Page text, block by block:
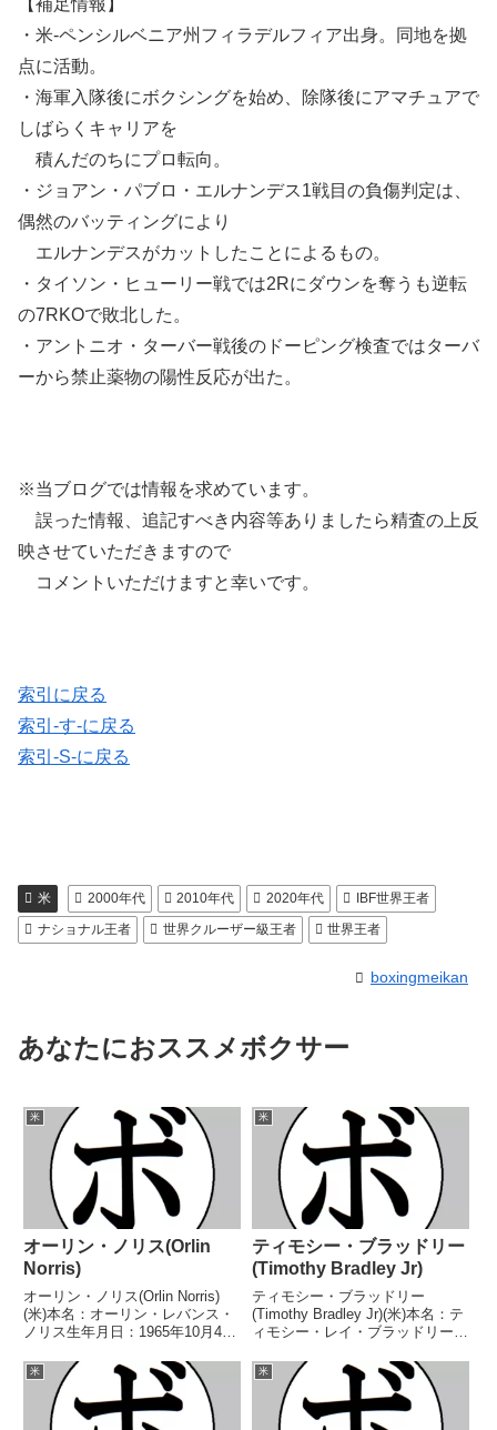
【補足情報】
・米-ペンシルベニア州フィラデルフィア出身。同地を拠
点に活動。
・海軍入隊後にボクシングを始め、除隊後にアマチュアで
しばらくキャリアを
積んだのちにプロ転向。
・ジョアン・パブロ・エルナンデス1戦目の負傷判定は、
偶然のバッティングにより
エルナンデスがカットしたことによるもの。
・タイソン・ヒューリー戦では2Rにダウンを奪うも逆転
の7RKOで敗北した。
・アントニオ・ターバー戦後のドーピング検査ではターバ
ーから禁止薬物の陽性反応が出た。
※当ブログでは情報を求めています。
誤った情報、追記すべき内容等ありましたら精査の上反
映させていただきますので
コメントいただけますと幸いです。
索引に戻る
索引-す-に戻る
索引-S-に戻る
米 2000年代 2010年代 2020年代
IBF世界王者
ナショナル王者
世界クルーザー級王者 世界王者
boxingmeikan
あなたにおススメボクサー
米
オーリン・ノリス(Orlin
Norris)
オーリン・ノリス(Orlin Norris)
(米)本名：オーリン・レバンス・
ノリス生年月日：1965年10月4日
(30KO)10敗1分【獲得タイトル】
1986年度ナショナルゴールデン
グローブヘビー級優勝(アマチュ
ア...
米
ティモシー・ブラッドリー
(Timothy Bradley Jr)
ティモシー・ブラッドリー
(Timothy Bradley Jr)(米)本名：テ
ィモシー・レイ・ブラッドリー・
日国籍：米戦績：37戦33勝
(13KO)2敗1分1無効試合【獲得タ
イトル】WBC世界ウェルター
級...
米 米